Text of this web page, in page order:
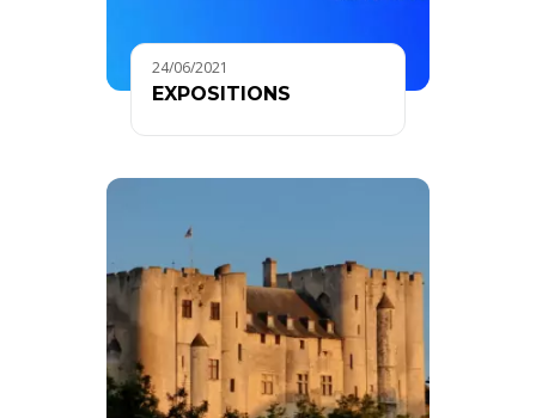
24/06/2021
EXPOSITIONS